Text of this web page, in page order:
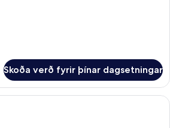
Skoða verð fyrir þínar dagsetningar